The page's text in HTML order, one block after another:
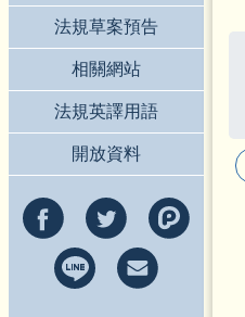
法規草案預告
相關網站
法規英譯用語
開放資料